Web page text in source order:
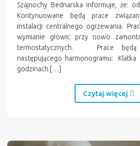
Szajnochy Bednarska informuje, że:
Kontynuowane będą prace
instalacji centralnego ogrzewania.
wymianie głowic przy nowo
termostatycznych. Prace będą
następującego harmonogramu:
godzinach […]
Czytaj więcej